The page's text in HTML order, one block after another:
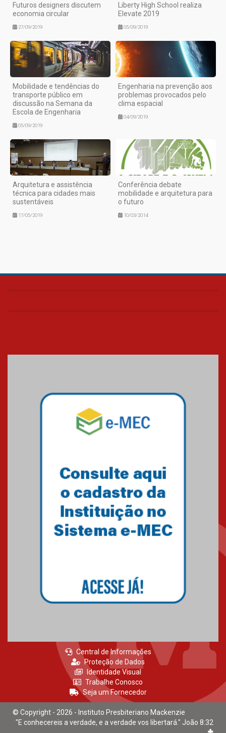
Futuros designers discutem
economia circular
27/09/2019
Liberty High School realiza
Elevate 2019
05/09/2019
Mobilidade e tendências do
transporte público em
discussão na Semana da
Escola de Engenharia
05/09/2019
Engenharia na prevenção aos
problemas provocados pelo
clima espacial
04/09/2019
Arquitetura e assistência
técnica para cidades mais
sustentáveis
17/05/2019
Conferência debate
mobilidade e arquitetura para
o futuro
10/03/2014
Central de Informações
Proteção de Dados
Identidade Visual
Trabalhe Conosco
Seja um Fornecedor
© Copyright - 2026 - Instituto Presbiteriano Mackenzie
"E conhecereis a verdade, e a verdade vos libertará." João 8:32